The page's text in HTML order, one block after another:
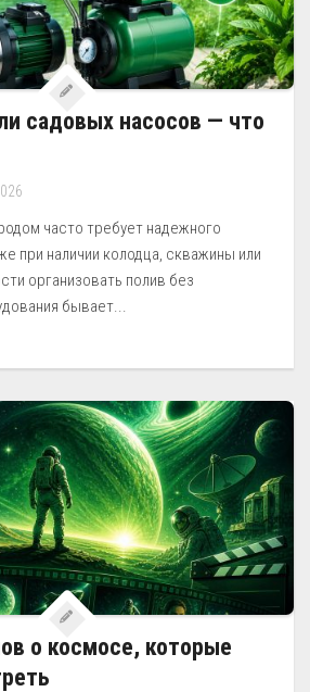
садовых насосов — что
часто требует надежного
при наличии колодца, скважины или
организовать полив без
бывает...
о космосе, которые